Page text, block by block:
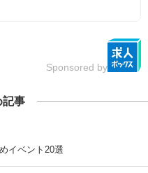
Sponsored by
記事
イベント20選